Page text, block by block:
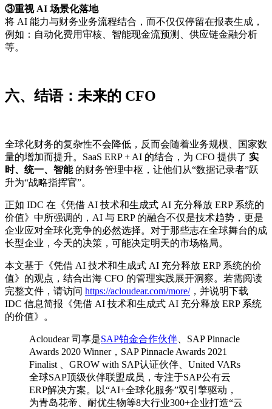
③重视 AI 场景化落地
将 AI 能力与财务业务流程结合，而不仅仅停留在报表生成，
例如：自动化费用审核、智能现金流预测、供应链金融分析
等。
六、结语：未来的 CFO
全球化财务的复杂性不会降低，反而会随着业务规模、国家数
量的增加而提升。SaaS ERP + AI 的结合，为 CFO 提供了 实
时、统一、智能的财务管理中枢，让他们从“数据记录者”跃
升为“战略指挥官”。
正如 IDC 在《凭借 AI 技术和生成式 AI 充分释放 ERP 系统的
价值》中所强调的，AI 与 ERP 的融合不仅是技术趋势，更是
企业应对全球化竞争的必然选择。对于那些志在全球舞台的成
长型企业，今天的决策，可能决定明天的市场格局。
本文基于《凭借 AI 技术和生成式 AI 充分释放 ERP 系统的价
值》的观点，结合出海 CFO 的管理实践展开洞察。若需阅读
完整文件，请访问 https://acloudear.com/more/，并说明下载
IDC 信息简报《凭借 AI 技术和生成式 AI 充分释放 ERP 系统
的价值》。
Acloudear 司享是SAP铂金合作伙伴 、SAP Pinnacle
Awards 2020 Winner，SAP Pinnacle Awards 2021
Finalist 、GROW with SAP认证伙伴、United VARs
全球SAP顶级伙伴联盟成员，专注于SAP公有云
ERP解决方案。以“AI+全球化服务”双引擎驱动，
为青岛花帝、耐优生物等8大行业300+企业打造“云